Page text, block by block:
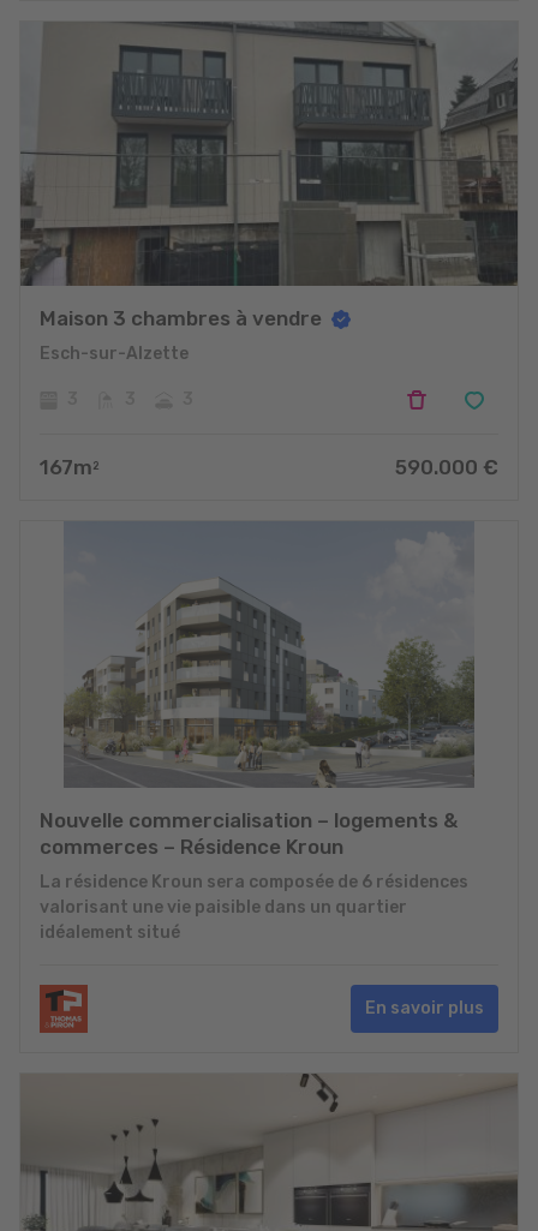
Maison 3 chambres à vendre
Esch-sur-Alzette
167m 2 590.000 €
Nouvelle commercialisation – logements &
commerces – Résidence Kroun
La résidence Kroun sera composée de 6 résidences
valorisant une vie paisible dans un quartier
idéalement situé
En savoir plus